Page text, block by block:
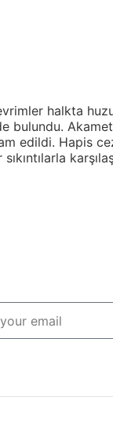
halkta
bulundu.
edildi. Hapis